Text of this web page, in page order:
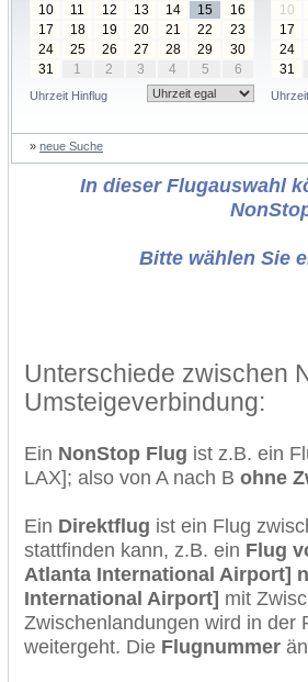
10
11 12 13 14 15
16
17
18 19 20 21 22
23
24
25 26 27 28 29
30
31
1 2 3 4 5 6
Uhrzeit Hinflug
10
17
24
31
» neue Suche
In dieser Flugauswahl
Bitte wählen Sie
Unterschiede zwischen
Umsteigeverbindung:
Ein NonStop Flug ist z.B. ein
LAX]; also von A nach B ohne
Ein Direktflug ist ein Flug
stattfinden kann, z.B. ein Flug
Atlanta International Airport]
International Airport] mit
Zwischenlandungen wird in der
weitergeht. Die Flugnummer